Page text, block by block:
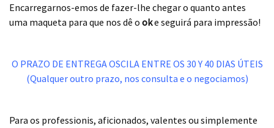
Encarregarnos-emos de fazer-lhe chegar o quanto antes
uma maqueta para que nos dê o oke seguirá para impressão!
O PRAZO DE ENTREGA OSCILA ENTRE OS 30 Y 40 DIAS ÚTEIS
(Qualquer outro prazo, nos consulta e o negociamos)
Para os professionis, aficionados, valentes ou simplemente